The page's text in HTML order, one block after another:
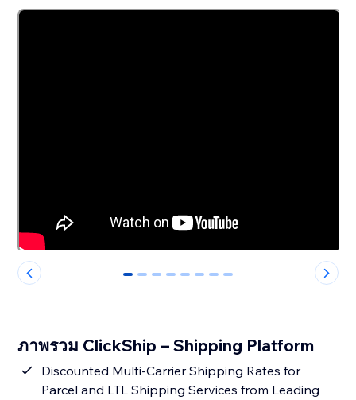
0 1 2 3 4 5 6 7
ภาพรวม ClickShip – Shipping Platform
Discounted Multi-Carrier Shipping Rates for
Parcel and LTL Shipping Services from Leading